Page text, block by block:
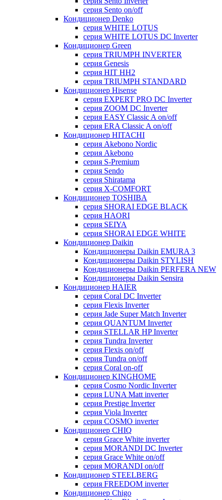
серия Sento on/off
Кондиционер Denko
серия WHITE LOTUS
серия WHITE LOTUS DC Inverter
Кондиционер Green
серия TRIUMPH INVERTER
серия Genesis
серия HIT HH2
серия TRIUMPH STANDARD
Кондиционер Hisense
серия EXPERT PRO DC Inverter
серия ZOOM DC Inverter
серия EASY Classic A on/off
серия ERA Classic A on/off
Кондиционер HITACHI
cерия Akebono Nordic
серия Akebono
серия S-Premium
серия Sendo
серия Shiratama
серия X-COMFORT
Кондиционер TOSHIBA
серия SHORAI EDGE BLACK
серия HAORI
серия SEIYA
серия SHORAI EDGE WHITE
Кондиционер Daikin
Кондиционеры Daikin EMURA 3
Кондиционеры Daikin STYLISH
Кондиционеры Daikin PERFERA NEW
Кондиционеры Daikin Sensira
Кондиционер HAIER
серия Coral DC Inverter
серия Flexis Inverter
серия Jade Super Match Inverter
серия QUANTUM Inverter
серия STELLAR HP Inverter
серия Tundra Inverter
серия Flexis on/off
серия Tundra on/off
серия Coral on-off
Кондиционер KINGHOME
серия Cosmo Nordic Inverter
серия LUNA Matt inverter
серия Prestige Inverter
серия Viola Inverter
серия COSMO inverter
Кондиционер CHIQ
серия Grace White inverter
серия MORANDI DC Inverter
серия Grace White on/off
серия MORANDI on/off
Кондиционер STEELBERG
серия FREEDOM inverter
Кондиционер Chigo